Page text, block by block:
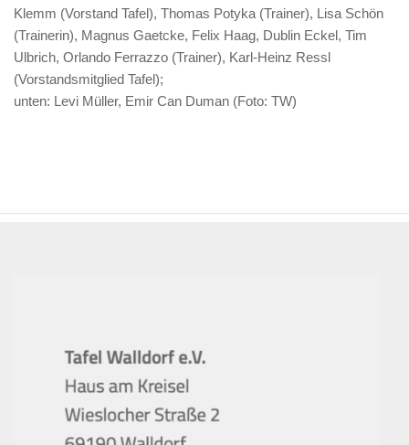
Klemm (Vorstand Tafel), Thomas Potyka (Trainer), Lisa Schön
(Trainerin), Magnus Gaetcke, Felix Haag, Dublin Eckel, Tim
Ulbrich, Orlando Ferrazzo (Trainer), Karl-Heinz Ressl
(Vorstandsmitglied Tafel);
unten: Levi Müller, Emir Can Duman (Foto: TW)